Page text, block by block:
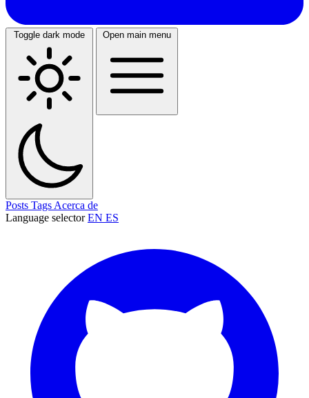
Toggle dark mode Open main menu
Posts Tags Acerca de
Language selector EN ES